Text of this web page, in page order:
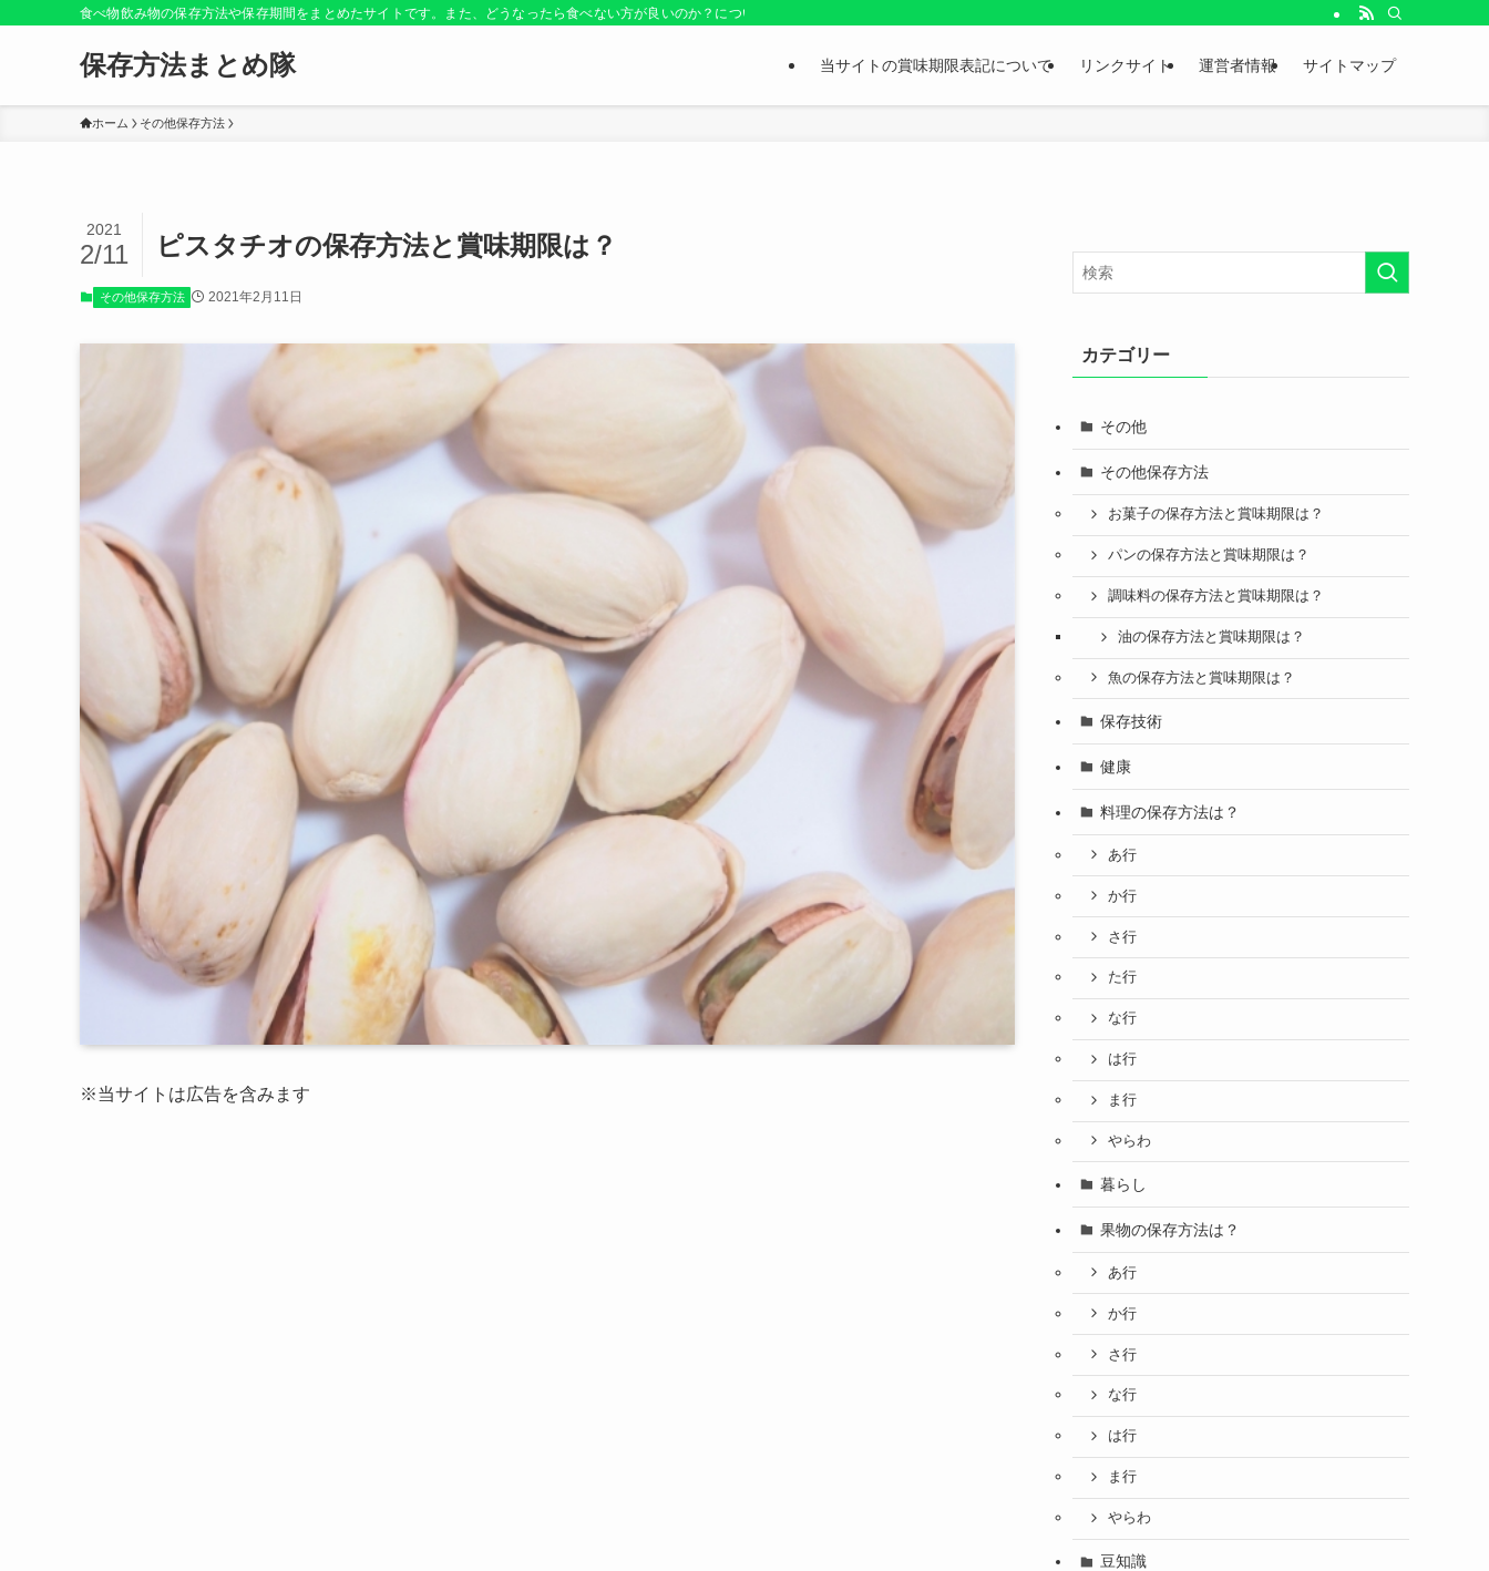
食べ物飲み物の保存方法や保存期間をまとめたサイトです。また、どうなったら食べない方が良いのか？についても紹介しているお役立ちサイトです。
保存方法まとめ隊 当サイトの賞味期限表記について リンクサイト 運営者情報 サイトマップ
ホーム その他保存方法
ピスタチオの保存方法と賞味期限は？
2021
2/11
その他保存方法 2021年2月11日
※当サイトは広告を含みます
カテゴリー
その他
その他保存方法
お菓子の保存方法と賞味期限は？
パンの保存方法と賞味期限は？
調味料の保存方法と賞味期限は？
油の保存方法と賞味期限は？
魚の保存方法と賞味期限は？
保存技術
健康
料理の保存方法は？
あ行
か行
さ行
た行
な行
は行
ま行
やらわ
暮らし
果物の保存方法は？
あ行
か行
さ行
な行
は行
ま行
やらわ
豆知識